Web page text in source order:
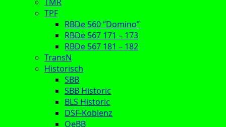
TPF
RBDe 560 “Domino”
RBDe 567 171 – 173
RBDe 567 181 – 182
TransN
Historisch
SBB
SBB Historic
BLS Historic
DSF-Koblenz
OeBB